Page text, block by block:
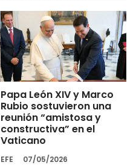
Papa León XIV y Marco
Rubio sostuvieron una
reunión “amistosa y
constructiva” en el
Vaticano
EFE 07/05/2026